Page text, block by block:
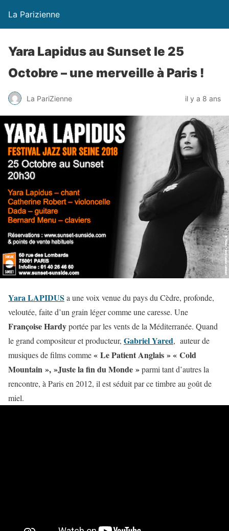
La Parizienne
Yara Lapidus au Sunset le 25
Octobre – une merveille à Paris !
La PariZienne il y a 8 ans
Yara LAPIDUS a une voix venue du pays du Cèdre, profonde,
veloutée, faite d’un grain léger comme une caresse. Une
Françoise Hardyportée par les vents de la Méditerranée. Quand
le grand compositeur et producteur, Gabriel Yared, auteur de
musiques de films comme« Le Patient Anglais » « Cold
Mountain », »Juste la fin du Monde »parmi tant d’autres la
rencontre, à Paris en 2012, il est séduit par ce timbre au goût de
miel.